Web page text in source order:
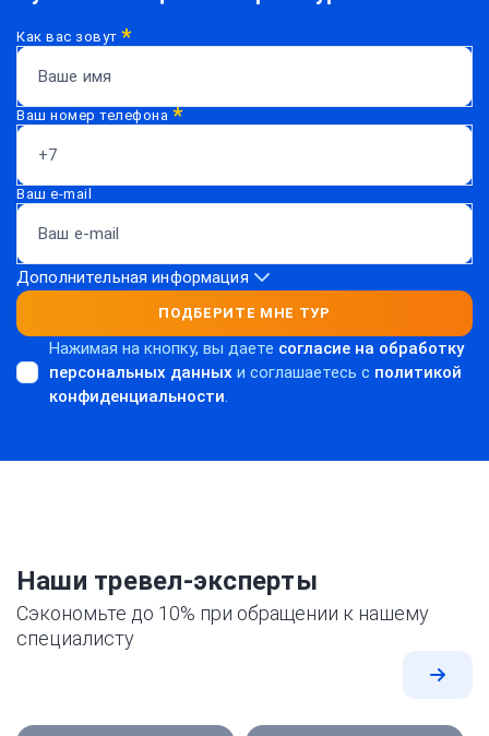
Как вас зовут*
Ваш номер телефона *
Ваш e-mail
Дополнительная информация
ПОДБЕРИТЕ МНЕ ТУР
Нажимая на кнопку, вы даете согласие на обработку
персональных данных и соглашаетесь c политикой
конфиденциальности.
Наши тревел-эксперты
Сэкономьте до 10% при обращении к нашему
специалисту
Все